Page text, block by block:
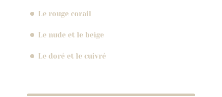
Le rouge corail
Le nude et le beige
Le doré et le cuivré